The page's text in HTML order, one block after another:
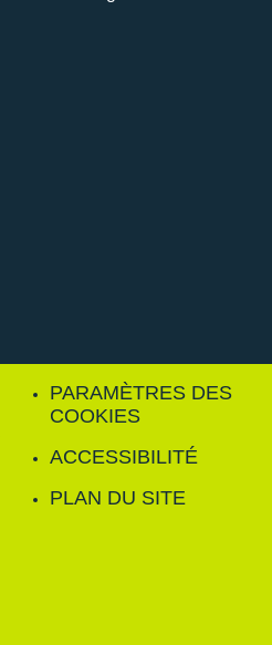
PARAMÈTRES DES
COOKIES
ACCESSIBILITÉ
PLAN DU SITE